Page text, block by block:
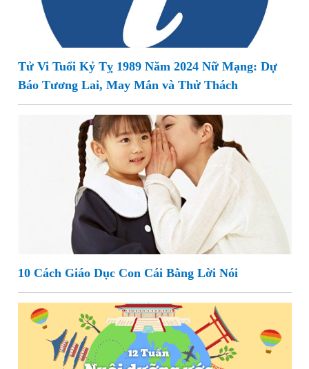
Tử Vi Tuổi Kỷ Tỵ 1989 Năm 2024 Nữ Mạng: Dự
Báo Tương Lai, May Mắn và Thử Thách
10 Cách Giáo Dục Con Cái Bằng Lời Nói